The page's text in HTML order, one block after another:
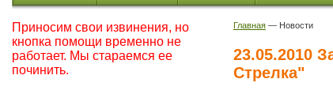
Приносим свои извинения, но
кнопка помощи временно не
работает. Мы стараемся ее
починить.
Главная — Новости
23.05.2010
Стрелка"